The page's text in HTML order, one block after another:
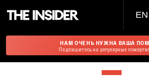
EN
НАМ ОЧЕНЬ НУЖНА ВАША
Подпишитесь на регулярные